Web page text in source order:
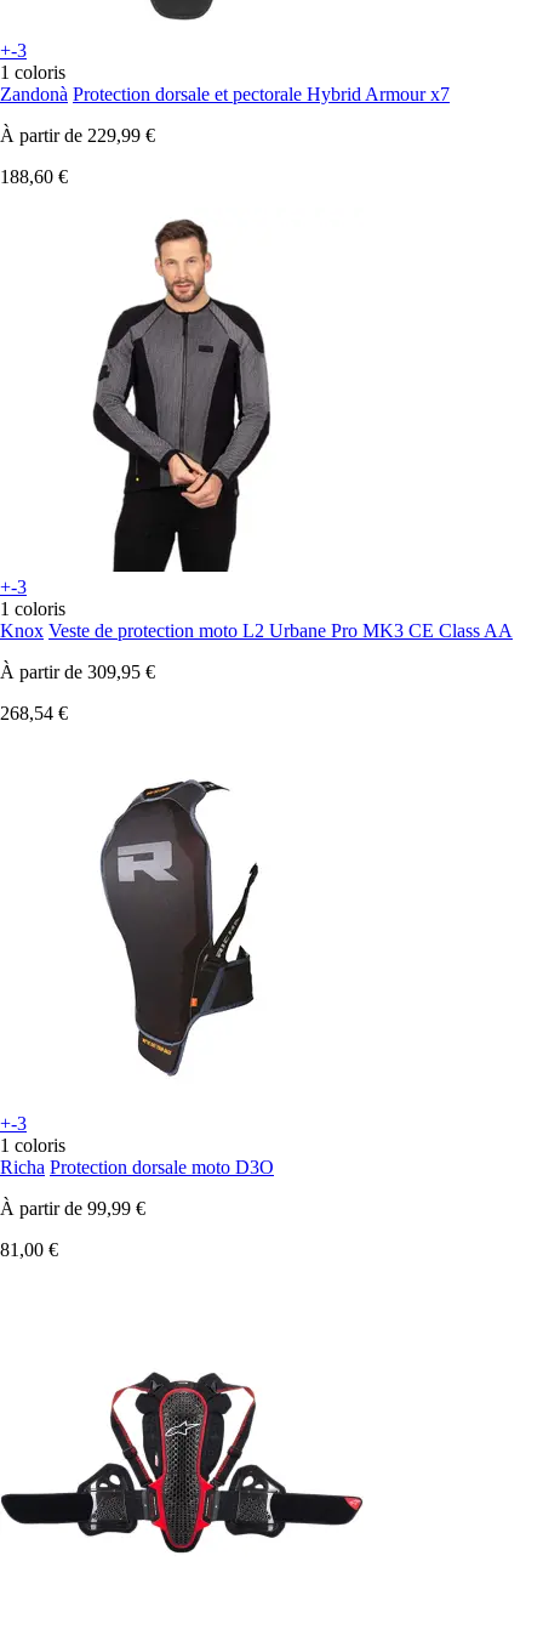
+-3
1 coloris
Zandonà Protection dorsale et pectorale Hybrid Armour x7
À partir de 229,99 €
188,60 €
+-3
1 coloris
Knox Veste de protection moto L2 Urbane Pro MK3 CE Class AA
À partir de 309,95 €
268,54 €
+-3
1 coloris
Richa Protection dorsale moto D3O
À partir de 99,99 €
81,00 €